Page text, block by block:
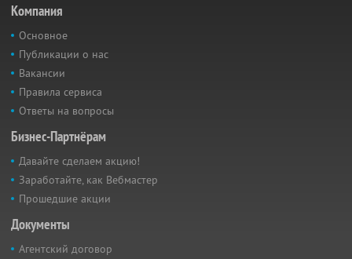
Компания
Основное
Публикации о нас
Вакансии
Правила сервиса
Ответы на вопросы
Бизнес-Партнёрам
Давайте сделаем акцию!
Заработайте, как Вебмастер
Прошедшие акции
Документы
Агентский договор